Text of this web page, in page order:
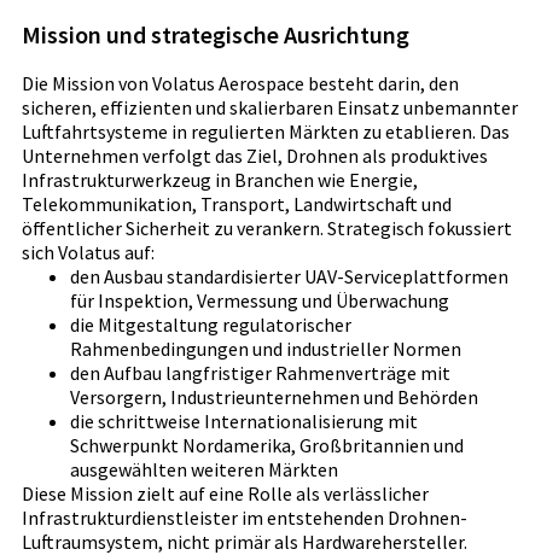
Mission und strategische Ausrichtung
Die Mission von Volatus Aerospace besteht darin, den
sicheren, effizienten und skalierbaren Einsatz unbemannter
Luftfahrtsysteme in regulierten Märkten zu etablieren. Das
Unternehmen verfolgt das Ziel, Drohnen als produktives
Infrastrukturwerkzeug in Branchen wie Energie,
Telekommunikation, Transport, Landwirtschaft und
öffentlicher Sicherheit zu verankern. Strategisch fokussiert
sich Volatus auf:
den Ausbau standardisierter UAV-Serviceplattformen
für Inspektion, Vermessung und Überwachung
die Mitgestaltung regulatorischer
Rahmenbedingungen und industrieller Normen
den Aufbau langfristiger Rahmenverträge mit
Versorgern, Industrieunternehmen und Behörden
die schrittweise Internationalisierung mit
Schwerpunkt Nordamerika, Großbritannien und
ausgewählten weiteren Märkten
Diese Mission zielt auf eine Rolle als verlässlicher
Infrastrukturdienstleister im entstehenden Drohnen-
Luftraumsystem, nicht primär als Hardwarehersteller.